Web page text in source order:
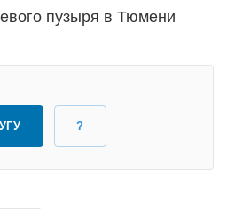
пузыря в Тюмени
?